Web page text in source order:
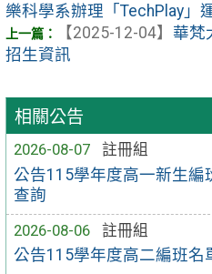
相關公告
2026-08-07
註冊組
公告115學年度高一新生編
查詢
2026-08-06
註冊組
公告115學年度高二編班名
樂科學系辦理「TechPlay」
【2025-12-04】 華梵
招生資訊